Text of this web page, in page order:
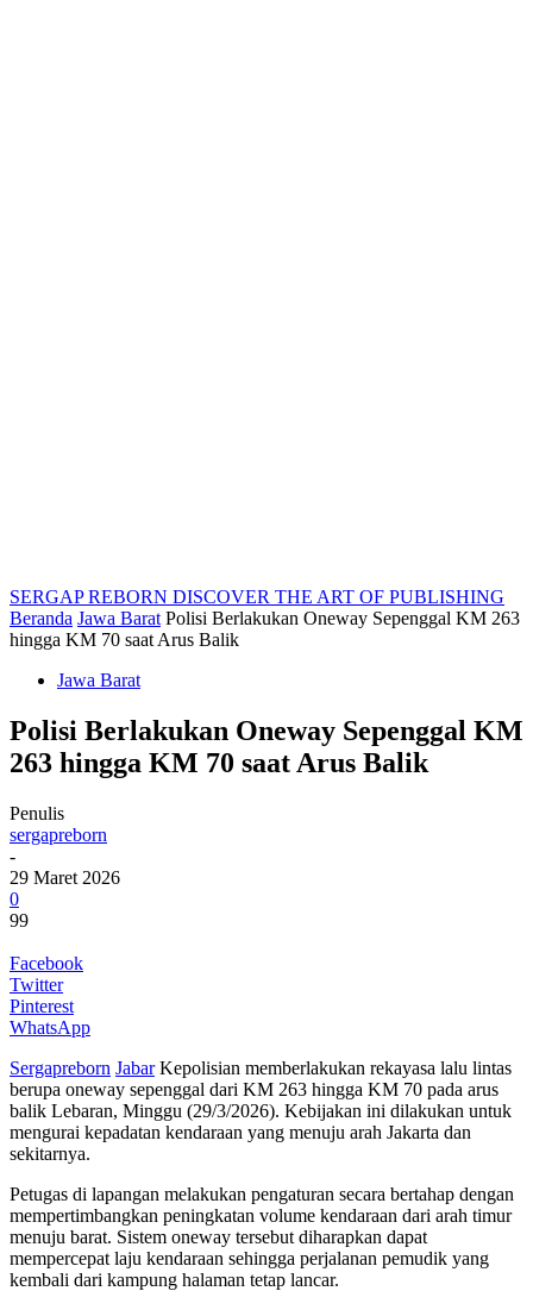
SERGAP REBORN DISCOVER THE ART OF PUBLISHING
Beranda Jawa Barat Polisi Berlakukan Oneway Sepenggal KM 263
hingga KM 70 saat Arus Balik
Jawa Barat
Polisi Berlakukan Oneway Sepenggal KM
263 hingga KM 70 saat Arus Balik
Penulis
sergapreborn
-
29 Maret 2026
0
99
Facebook
Twitter
Pinterest
WhatsApp
Sergapreborn JabarKepolisian memberlakukan rekayasa lalu lintas
berupa oneway sepenggal dari KM 263 hingga KM 70 pada arus
balik Lebaran, Minggu (29/3/2026). Kebijakan ini dilakukan untuk
mengurai kepadatan kendaraan yang menuju arah Jakarta dan
sekitarnya.
Petugas di lapangan melakukan pengaturan secara bertahap dengan
mempertimbangkan peningkatan volume kendaraan dari arah timur
menuju barat. Sistem oneway tersebut diharapkan dapat
mempercepat laju kendaraan sehingga perjalanan pemudik yang
kembali dari kampung halaman tetap lancar.